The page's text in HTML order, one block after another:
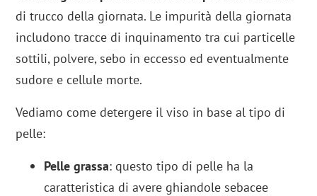
di trucco della giornata. Le impurità della giornata
includono tracce di inquinamento tra cui particelle
sottili, polvere, sebo in eccesso ed eventualmente
sudore e cellule morte.
Vediamo come detergere il viso in base al tipo di
pelle:
Pelle grassa: questo tipo di pelle ha la
caratteristica di avere ghiandole sebacee